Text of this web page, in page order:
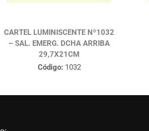
CARTEL LUMINISCENTE Nº1032
– SAL. EMERG. DCHA ARRIBA
29,7X21CM
Código: 1032